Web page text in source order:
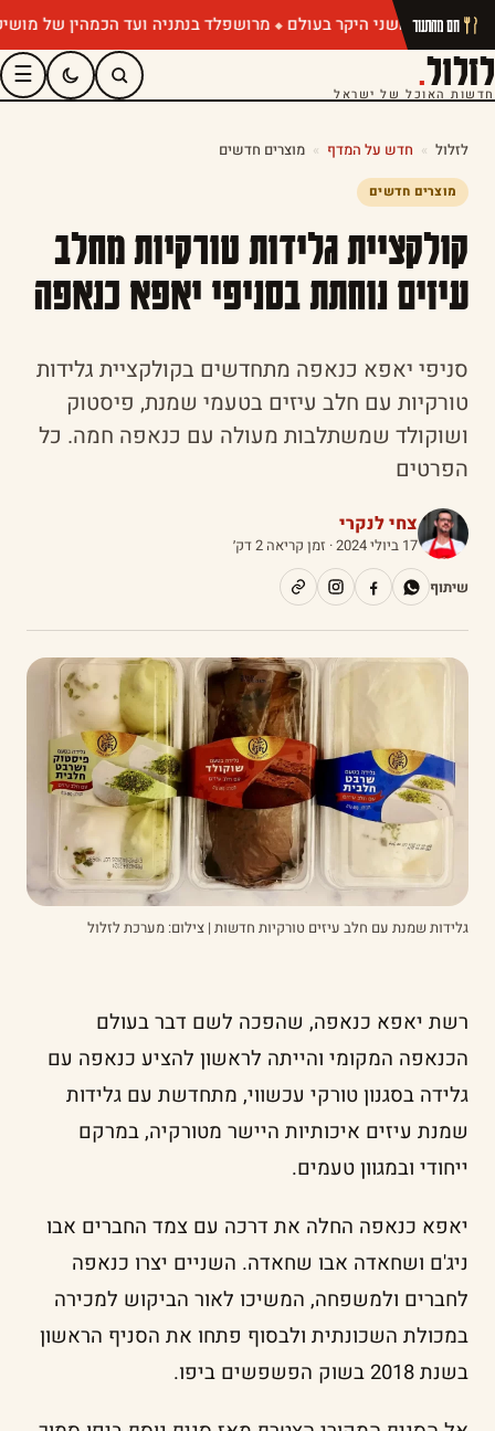
מרושפלד בנתניה ועד הכמהין של מושיק רוט: חם מהתנור
לזלול.
חדשות האוכל של ישראל
☰
לזלול » חדש על המדף » מוצרים חדשים
מוצרים חדשים
קולקציית גלידות טורקיות מחלב
עיזים נוחתת בסניפי יאפא כנאפה
סניפי יאפא כנאפה מתחדשים בקולקציית גלידות
טורקיות עם חלב עיזים בטעמי שמנת, פיסטוק
ושוקולד שמשתלבות מעולה עם כנאפה חמה. כל
הפרטים
צחי לנקרי
17 ביולי 2024
· זמן קריאה 2 דק׳
שיתוף
גלידות שמנת עם חלב עיזים טורקיות חדשות | צילום: מערכת לזלול
רשת יאפא כנאפה, שהפכה לשם דבר בעולם
הכנאפה המקומי והייתה לראשון להציע כנאפה עם
גלידה בסגנון טורקי עכשווי, מתחדשת עם גלידות
שמנת עיזים איכותיות היישר מטורקיה, במרקם
ייחודי ובמגוון טעמים.
יאפא כנאפה החלה את דרכה עם צמד החברים אבו
ניג'ם ושחאדה אבו שחאדה. השניים יצרו כנאפה
לחברים ולמשפחה, המשיכו לאור הביקוש למכירה
במכולת השכונתית ולבסוף פתחו את הסניף הראשון
בשנת 2018 בשוק הפשפשים ביפו.